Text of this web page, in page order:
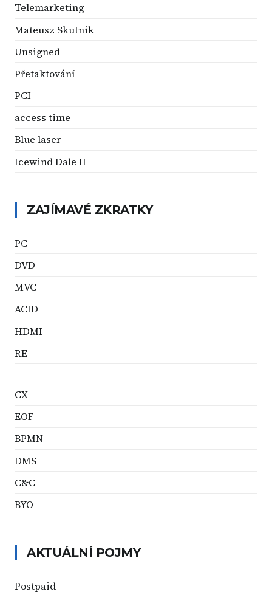
Telemarketing
Mateusz Skutnik
Unsigned
Přetaktování
PCI
access time
Blue laser
Icewind Dale II
ZAJÍMAVÉ ZKRATKY
PC
DVD
MVC
ACID
HDMI
RE
CX
EOF
BPMN
DMS
C&C
BYO
AKTUÁLNÍ POJMY
Postpaid